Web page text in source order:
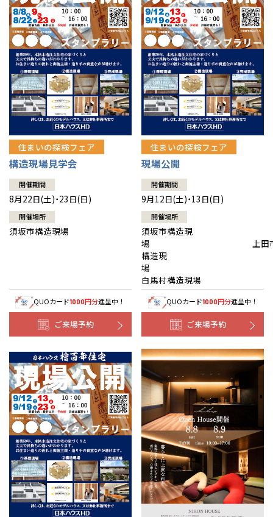
住まいの探検フェア
構造現場見学会
開催期間
8月22日(土)・23日(日)
開催場所
須坂市構造現場
QUOカード1000円分進呈中！
ご来場予約
住まいの探検フェア
現場公開
開催期間
9月12日(土)・13日(日)
開催場所
須坂市構造現
場 上田
構造現
白馬村構造現場
QUOカード1000円分進呈中！
ご来場予約